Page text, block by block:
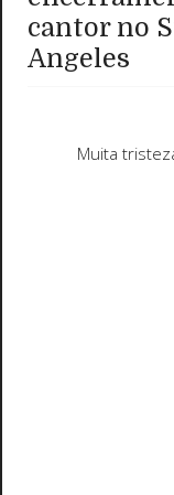
cantor no
Angeles
Muita